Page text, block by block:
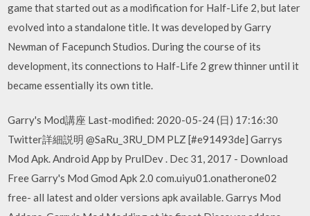
game that started out as a modification for Half-Life 2, but later
evolved into a standalone title. It was developed by Garry
Newman of Facepunch Studios. During the course of its
development, its connections to Half-Life 2 grew thinner until it
became essentially its own title.
Garry's Mod講座 Last-modified: 2020-05-24 (日) 17:16:30
Twitter詳細説明 @SaRu_3RU_DM PLZ [#e91493de] Garrys
Mod Apk. Android App by PrulDev . Dec 31, 2017 - Download
Free Garry's Mod Gmod Apk 2.0 com.uiyu01.onatherone02
free- all latest and older versions apk available. Garrys Mod